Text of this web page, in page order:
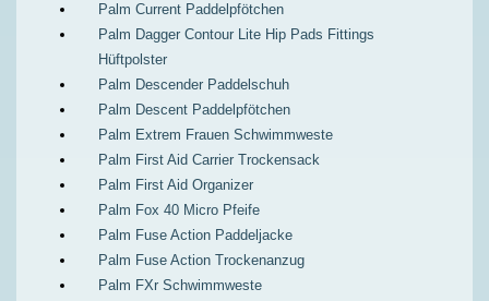
Palm Current Paddelpfötchen
Palm Dagger Contour Lite Hip Pads Fittings
Hüftpolster
Palm Descender Paddelschuh
Palm Descent Paddelpfötchen
Palm Extrem Frauen Schwimmweste
Palm First Aid Carrier Trockensack
Palm First Aid Organizer
Palm Fox 40 Micro Pfeife
Palm Fuse Action Paddeljacke
Palm Fuse Action Trockenanzug
Palm FXr Schwimmweste